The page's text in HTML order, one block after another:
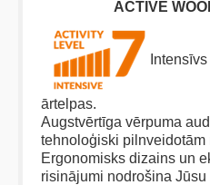
ACTIVE
ārtelpas.
Augstvērtīga vērpuma
tehnoloģiski pilnveidotām
Ergonomisks dizains un
risinājumi nodrošina